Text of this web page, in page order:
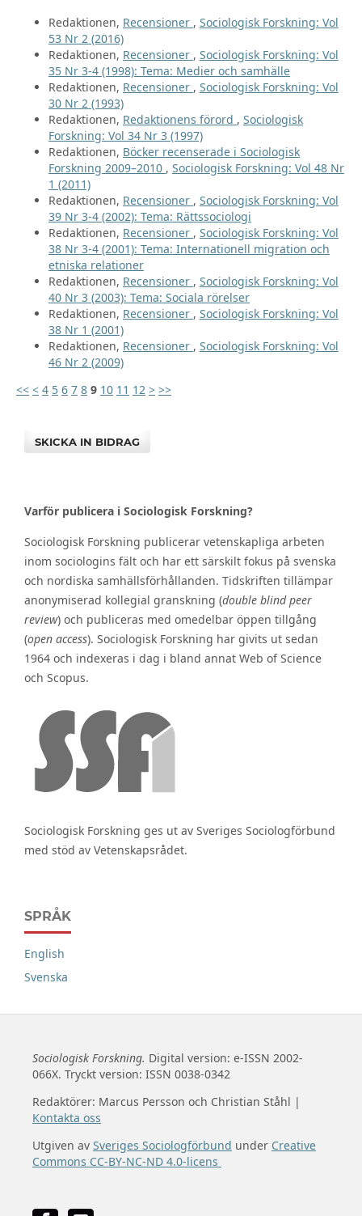
Redaktionen, Recensioner , Sociologisk Forskning: Vol
53 Nr 2 (2016)
Redaktionen, Recensioner , Sociologisk Forskning: Vol
35 Nr 3-4 (1998): Tema: Medier och samhälle
Redaktionen, Recensioner , Sociologisk Forskning: Vol
30 Nr 2 (1993)
Redaktionen, Redaktionens förord , Sociologisk
Forskning: Vol 34 Nr 3 (1997)
Redaktionen, Böcker recenserade i Sociologisk
Forskning 2009–2010 , Sociologisk Forskning: Vol 48 Nr
1 (2011)
Redaktionen, Recensioner , Sociologisk Forskning: Vol
39 Nr 3-4 (2002): Tema: Rättssociologi
Redaktionen, Recensioner , Sociologisk Forskning: Vol
38 Nr 3-4 (2001): Tema: Internationell migration och
etniska relationer
Redaktionen, Recensioner , Sociologisk Forskning: Vol
40 Nr 3 (2003): Tema: Sociala rörelser
Redaktionen, Recensioner , Sociologisk Forskning: Vol
38 Nr 1 (2001)
Redaktionen, Recensioner , Sociologisk Forskning: Vol
46 Nr 2 (2009)
<< < 4 5 6 7 8 9 10 11 12 > >>
SKICKA IN BIDRAG
Varför publicera i Sociologisk Forskning?
Sociologisk Forskning publicerar vetenskapliga arbeten
inom sociologins fält och har ett särskilt fokus på svenska
och nordiska samhällsförhållanden. Tidskriften tillämpar
anonymiserad kollegial granskning (double blind peer
review) och publiceras med omedelbar öppen tillgång
(open access). Sociologisk Forskning har givits ut sedan
1964 och indexeras i dag i bland annat Web of Science
och Scopus.
Sociologisk Forskning ges ut av Sveriges Sociologförbund
med stöd av Vetenskapsrådet.
SPRÅK
English
Svenska
Sociologisk Forskning. Digital version: e-ISSN 2002-
066X. Tryckt version: ISSN 0038-0342
Redaktörer: Marcus Persson och Christian Ståhl |
Kontakta oss
Utgiven av Sveriges Sociologförbund under Creative
Commons CC-BY-NC-ND 4.0-licens